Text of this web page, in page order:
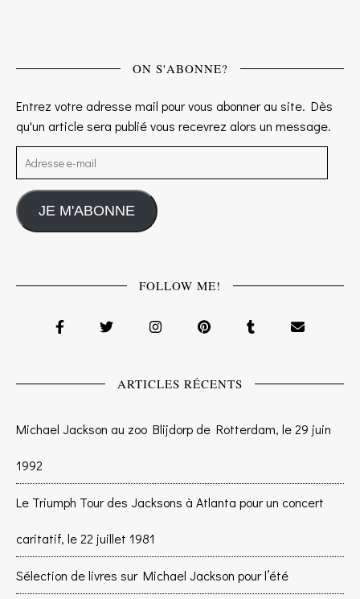
ON S'ABONNE?
Entrez votre adresse mail pour vous abonner au site. Dès
qu'un article sera publié vous recevrez alors un message.
Adresse e-mail
JE M'ABONNE
FOLLOW ME!
ARTICLES RÉCENTS
Michael Jackson au zoo Blijdorp de Rotterdam, le 29 juin
1992
Le Triumph Tour des Jacksons à Atlanta pour un concert
caritatif, le 22 juillet 1981
Sélection de livres sur Michael Jackson pour l’été